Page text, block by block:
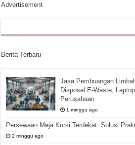
Advertisement
Berita Terbaru
Jasa Pembuangan
Disposal E-Waste,
Perusahaan
1 minggu ago
Persewaan Meja Kursi Terdekat: Solusi
2 minggu ago